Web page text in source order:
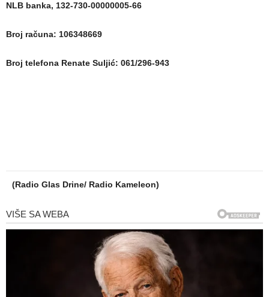
NLB banka, 132-730-00000005-66
Broj računa: 106348669
Broj telefona Renate Suljić: 061/296-943
(Radio Glas Drine/ Radio Kameleon)